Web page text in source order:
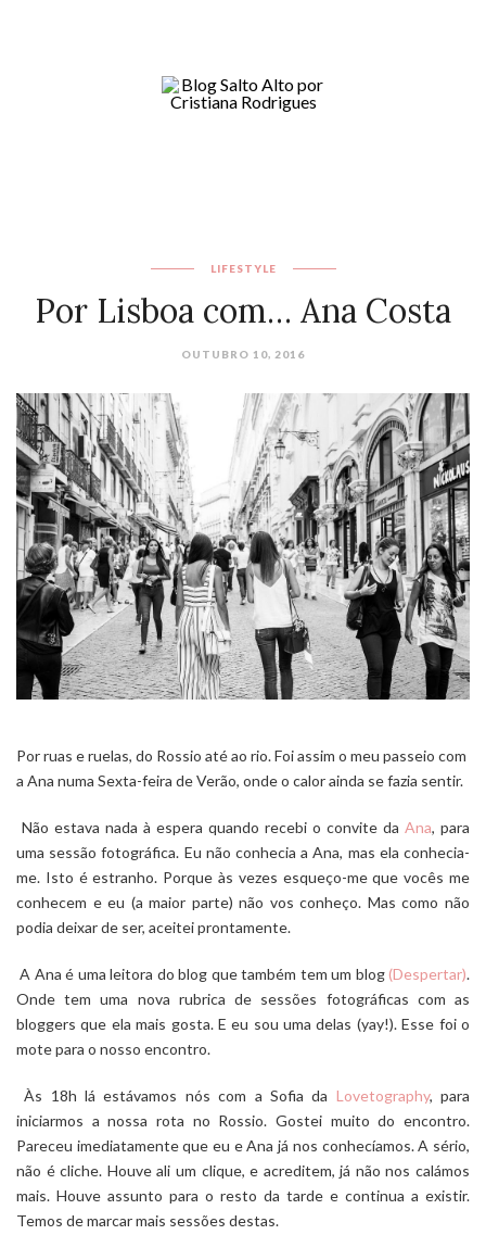
LIFESTYLE
Por Lisboa com… Ana Costa
OUTUBRO 10, 2016
Por ruas e ruelas, do Rossio até ao rio.Foi assim o meu passeio com
a Ana numa Sexta-feira de Verão, onde o calor ainda se fazia sentir.
Não estava nada à espera quando recebi o convite da Ana, para
uma sessão fotográfica. Eu não conhecia a Ana, mas ela conhecia-
me. Isto é estranho. Porque às vezes esqueço-me que vocês me
conhecem e eu (a maior parte) não vos conheço. Mas como não
podia deixar de ser, aceitei prontamente.
A Ana é uma leitora do blog que também tem um blog (Despertar).
Onde tem uma nova rubrica de sessões fotográficas com as
bloggers que ela mais gosta. E eu sou uma delas (yay!). Esse foi o
mote para o nosso encontro.
Às 18h lá estávamos nós com a Sofia da Lovetography, para
iniciarmos a nossa rota no Rossio. Gostei muito do encontro.
Pareceu imediatamente que eu e Ana já nos conhecíamos. A sério,
não é cliche. Houve ali um clique, e acreditem, já não nos calámos
mais. Houve assunto para o resto da tarde e continua a existir.
Temos de marcar mais sessões destas.